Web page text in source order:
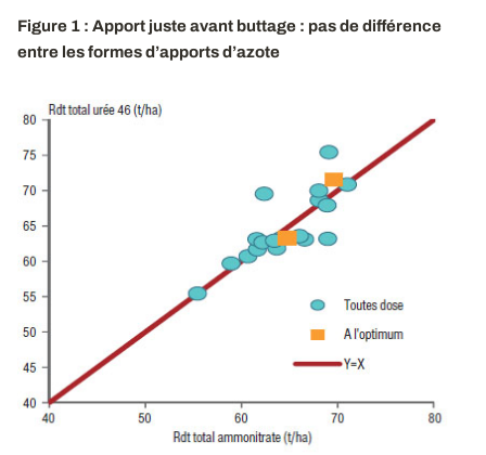
Figure 1 : Apport juste avant buttage : pas de différence
entre les formes d’apports d’azote